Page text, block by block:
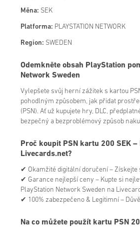
Měna: SEK
Platforma: PLAYSTATION NETWORK
Region: SWEDEN
Odemkněte obsah PlayStation
Network Sweden
Vylepšete svůj herní zážitek s kartou
pohodlným způsobem, jak přidat
(PSN). Ať už kupujete hry, DLC,
bezpečný a bezproblémový způsob
Proč koupit PSN kartu 200 SEK
Livecards.net?
✔ Okamžité digitální doručení – Získejte
✔ Garance nejlepší ceny – Kupte si
PlayStation Network Sweden na
✔ 100% zabezpečeno & Legitimní –
Na co můžete použít kartu PSN